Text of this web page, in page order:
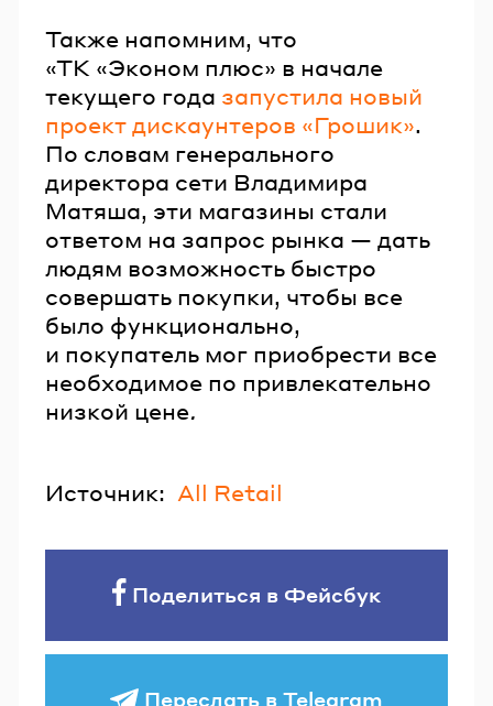
Также напомним, что
«ТК «Эконом плюс» в начале
текущего года запустила новый
проект дискаунтеров «Грошик».
По словам генерального
директора сети Владимира
Матяша, эти магазины стали
ответом на запрос рынка — дать
людям возможность быстро
совершать покупки, чтобы все
было функционально,
и покупатель мог приобрести все
необходимое по привлекательно
низкой цене.
Источник: All Retail
Поделиться в Фейсбук
Переслать в Telegram